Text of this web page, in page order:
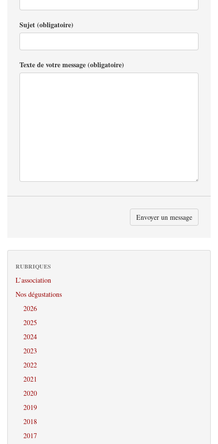
Sujet (obligatoire)
Texte de votre message (obligatoire)
RUBRIQUES
L’association
Nos dégustations
2026
2025
2024
2023
2022
2021
2020
2019
2018
2017